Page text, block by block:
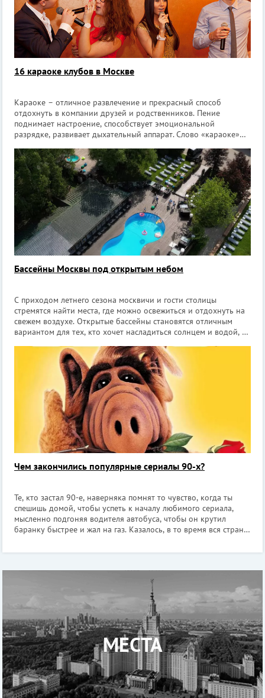
16 караоке клубов в Москве
Караоке – отличное развлечение и прекрасный способ
отдохнуть в компании друзей и родственников. Пение
поднимает настроение, способствует эмоциональной
разрядке, развивает дыхательный аппарат. Слово «караоке»
догадаться, именно жители Страны
Бассейны Москвы под открытым небом
С приходом летнего сезона москвичи и гости столицы
стремятся найти места, где можно освежиться и отдохнуть на
свежем воздухе. Открытые бассейны становятся отличным
вариантом для тех, кто хочет насладиться солнцем и водой, не
лучших местах, где
Чем закончились популярные сериалы 90-х?
Те, кто застал 90-е, наверняка помнят то чувство, когда ты
спешишь домой, чтобы успеть к началу любимого сериала,
мысленно подгоняя водителя автобуса, чтобы он крутил
баранку быстрее и жал на газ. Казалось, в то время вся страна
обсуждали на заня
МЕСТА